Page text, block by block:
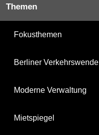
Themen
Fokusthemen
Berliner Verkehrswende
Moderne Verwaltung
Mietspiegel